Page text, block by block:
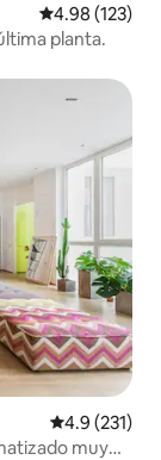
Calificación
4.98 (123)
planta.
Calificación
4.9 (231)
muy